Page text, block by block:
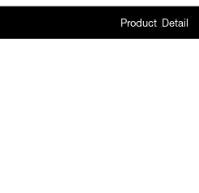
Product Detail